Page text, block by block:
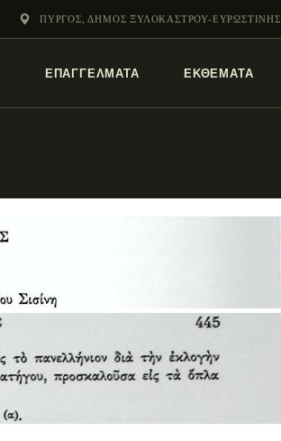
ΠΎΡΓΟΣ, ΔΗΜΟΣ ΞΥΛΟΚΑΣΤΡΟΥ-ΕΥΡΩΣΤΙΝΗΣ
ΕΠΑΓΓΕΛΜΑΤΑ ΕΚΘΕΜΑΤΑ